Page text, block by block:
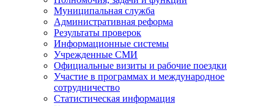
Муниципальная служба
Административная реформа
Результаты проверок
Информационные системы
Учрежденные СМИ
Официальные визиты и рабочие поездки
Участие в программах и международное
сотрудничество
Статистическая информация